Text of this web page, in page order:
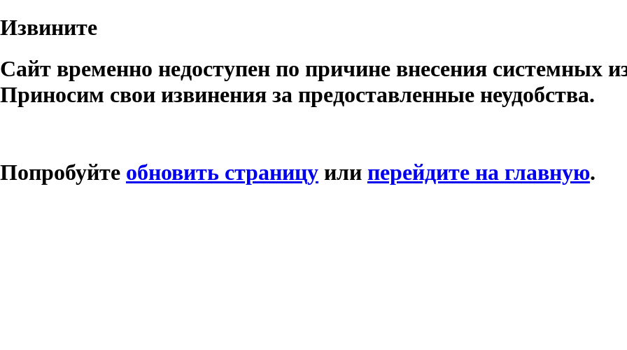
Извините
Сайт временно недоступен по причине внесения системных
Приносим свои извинения за предоставленные неудобства.
Попробуйте обновить страницу или перейдите на главную.